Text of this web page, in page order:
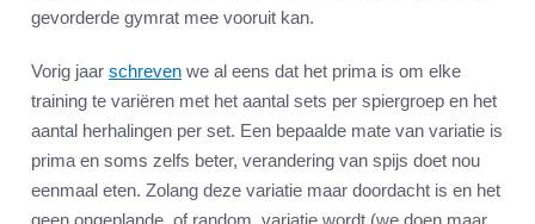
gevorderde gymrat mee vooruit kan.
Vorig jaar schreven we al eens dat het prima is om elke
training te variëren met het aantal sets per spiergroep en het
aantal herhalingen per set. Een bepaalde mate van variatie is
prima en soms zelfs beter, verandering van spijs doet nou
eenmaal eten. Zolang deze variatie maar doordacht is en het